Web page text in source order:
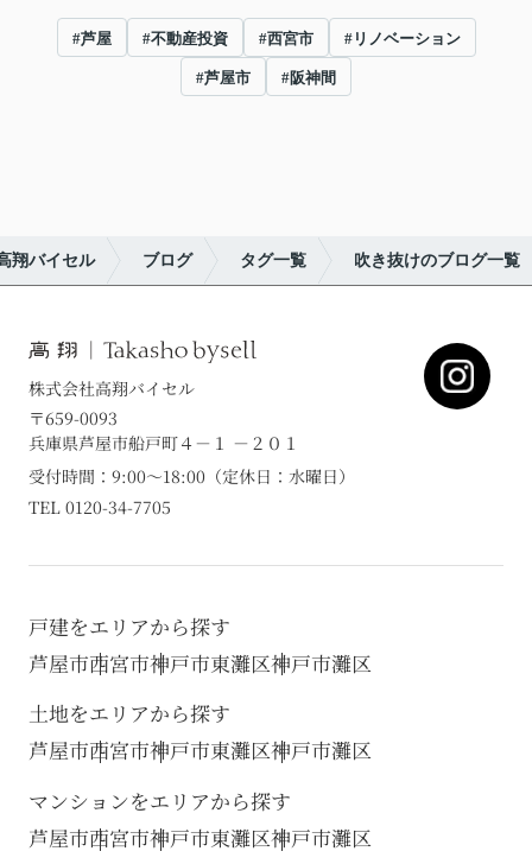
#芦屋 #不動産投資 #西宮市 #リノベーション
#芦屋市 #阪神間
翔バイセル ブログ タグ一覧 吹き抜けのブログ一覧
株式会社高翔バイセル
〒659-0093
兵庫県芦屋市船戸町４－１ －２０１
受付時間：9:00～18:00（定休日：水曜日）
TEL 0120-34-7705
戸建をエリアから探す
芦屋市西宮市神戸市東灘区神戸市灘区
土地をエリアから探す
芦屋市西宮市神戸市東灘区神戸市灘区
マンションをエリアから探す
芦屋市西宮市神戸市東灘区神戸市灘区